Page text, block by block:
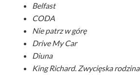
Belfast
CODA
Nie patrz w górę
Drive My Car
Diuna
King Richard. Zwycięska rodzina